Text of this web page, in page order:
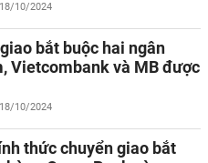
10/2024
bắt buộc hai ngân
Vietcombank và MB được
10/2024
thức chuyển giao bắt